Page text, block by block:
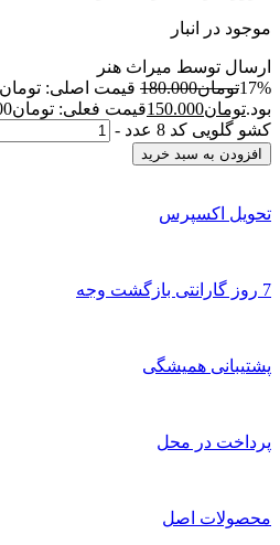
موجود در انبار
ارسال توسط میراث هنر
17%تومان180.000
بود.تومان150.000قیمت فعلی: تومان150.000.
کشو گلویی کد 8 عدد
-
افزودن به سبد خرید
تحویل اکسپرس
7 روز گارانتی بازگشت وجه
پشتیبانی همیشگی
پرداخت در محل
محصولات اصل